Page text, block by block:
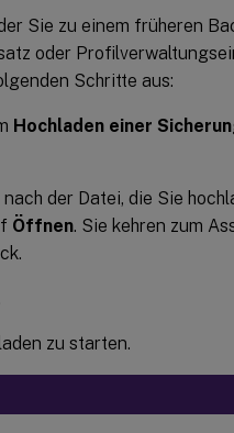
Sie zu einem früheren
oder
Schritte aus:
Hochladen einer
nach der Datei, die Sie
Öffnen. Sie kehren zum
zu starten.